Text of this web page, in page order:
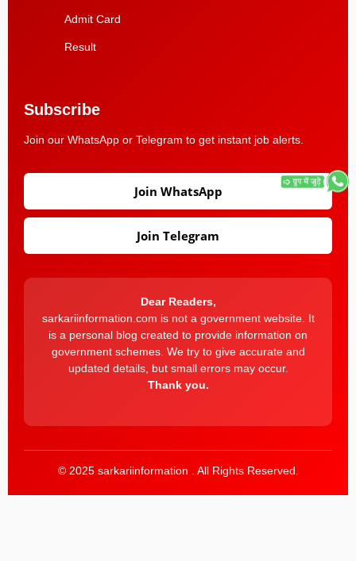
Admit Card
Result
Subscribe
Join our WhatsApp or Telegram to get instant job alerts.
Join WhatsApp
Join Telegram
Dear Readers,
sarkariinformation.com is not a government website. It
is a personal blog created to provide information on
government schemes. We try to give accurate and
updated details, but small errors may occur.
Thank you.
© 2025 sarkariinformation . All Rights Reserved.